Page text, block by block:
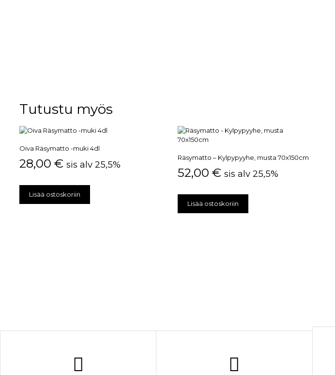
Tutustu myös
Oiva Räsymatto -muki 4dl
28,00 € sis alv 25,5%
Lisää ostoskoriin
Räsymatto – Kylpypyyhe, musta 70x150cm
52,00 € sis alv 25,5%
Lisää ostoskoriin